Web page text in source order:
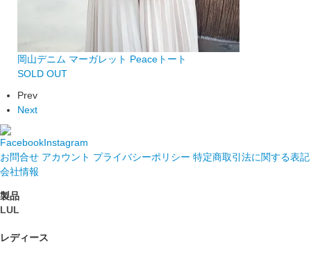
岡山デニム マーガレット Peaceトート
SOLD OUT
Prev
Next
FacebookInstagram
お問合せ アカウント プライバシーポリシー 特定商取引法に関する表記
会社情報
製品
LUL
レディース